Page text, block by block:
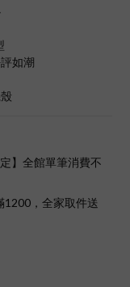
如潮
】全館單筆消費不
，全家取件送